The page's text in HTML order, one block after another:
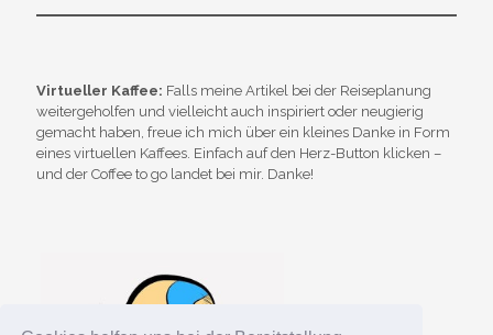
Virtueller Kaffee: Falls meine Artikel bei der Reiseplanung
weitergeholfen und vielleicht auch inspiriert oder neugierig
gemacht haben, freue ich mich über ein kleines Danke in Form
eines virtuellen Kaffees. Einfach auf den Herz-Button klicken –
und der Coffee to go landet bei mir. Danke!